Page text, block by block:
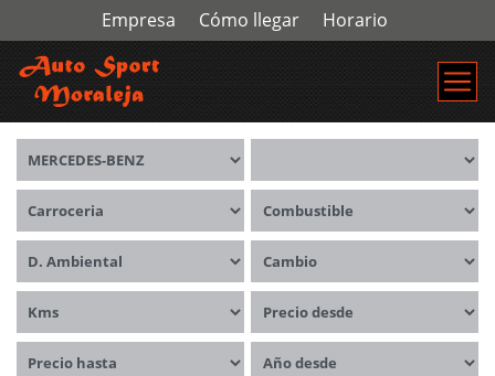
Empresa Cómo llegar Horario
Marca
Carrocerías Combustible
Distintivo ambiental Cambio
Kms Precio desde
Precio hasta Año desde